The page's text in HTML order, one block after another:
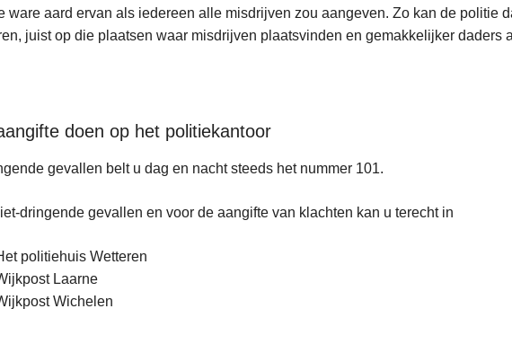
ware aard ervan als iedereen alle misdrijven zou aangeven. Zo kan de politie
juist op die plaatsen waar misdrijven plaatsvinden en gemakkelijker daders
doen op het politiekantoor
gevallen belt u dag en nacht steeds het nummer 101.
dringende gevallen en voor de aangifte van klachten kan u terecht in
politiehuis Wetteren
Laarne
Wichelen